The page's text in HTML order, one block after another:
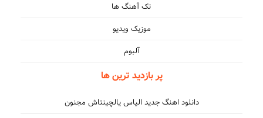
تک آهنگ ها
موزیک ویدیو
آلبوم
پر بازدید ترین ها
دانلود اهنگ جدید الیاس یالچینتاش مجنون